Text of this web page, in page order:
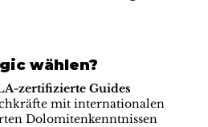
wählen?
zertifizierte Guides
mit internationalen
Dolomitenkenntnissen